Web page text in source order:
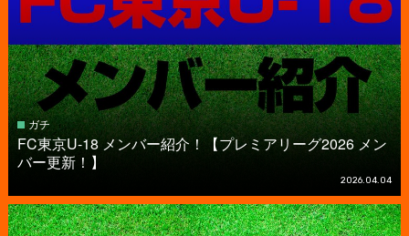
ガチ
FC東京U-18 メンバー紹介！【プレミアリーグ2026 メン
バー更新！】
2026.04.04